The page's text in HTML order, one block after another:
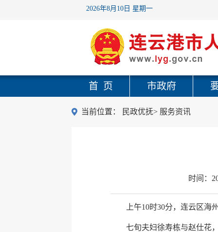
2026年8月10日 星期一
首 页 市政府
当前位置： 民政优抚> 服务资讯
时间：
上午10时30分，连云区
七旬夫妇徐寿栋与赵仕花